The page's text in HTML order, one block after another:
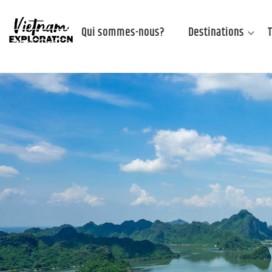
Qui sommes-nous? Destinations